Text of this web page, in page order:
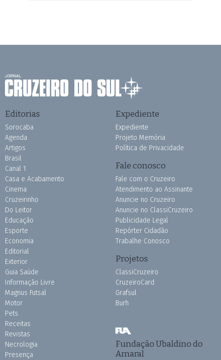
Editorias
Sorocaba
Agenda
Artigos
Brasil
Canal 1
Casa e Acabamento
Cinema
Cruzeirinho
Do Leitor
Educação
Esporte
Economia
Editorial
Exterior
Guia Saúde
Informação Livre
Magnus Futsal
Motor
Pets
Receitas
Revistas
Necrologia
Presença
Expediente
Expediente
Projeto Memória
Política de Privacidade
Fale conosco
Fale com o Cruzeiro
Atendimento ao Assinante
Anuncie no Cruzeiro
Anuncie no ClassiCruzeiro
Publicidade Legal
Repórter Cidadão
Trabalhe Conosco
Projetos
ClassiCruzeiro
CruzeiroCard
Grafsul
Burh
Fundação Ubaldino do
Amaral